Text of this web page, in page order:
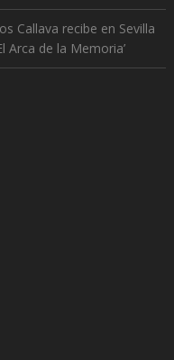
Callava recibe en Sevilla
Arca de la Memoria’